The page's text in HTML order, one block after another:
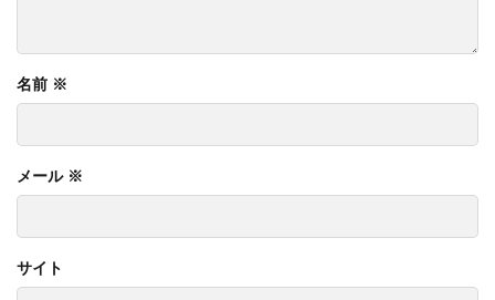
名前 ※
メール ※
サイト